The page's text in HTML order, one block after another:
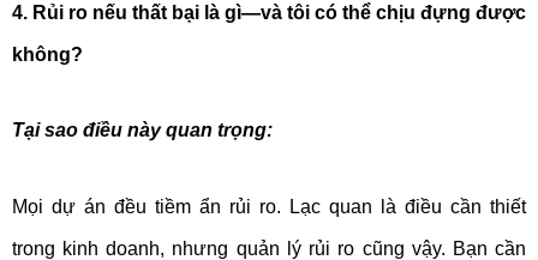
4. Rủi ro nếu thất bại là gì—và tôi có thể chịu đựng được
không?
Tại sao điều này quan trọng:
Mọi dự án đều tiềm ẩn rủi ro. Lạc quan là điều cần thiết
trong kinh doanh, nhưng quản lý rủi ro cũng vậy. Bạn cần